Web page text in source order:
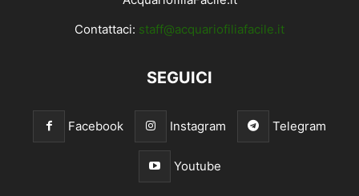
Contattaci: staff@acquariofiliafacile.it
SEGUICI
Facebook Instagram Telegram
Youtube